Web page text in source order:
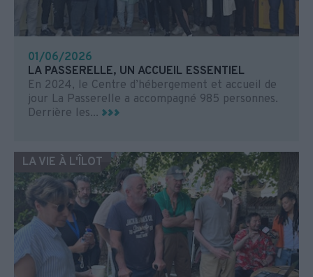
01/06/2026
LA PASSERELLE, UN ACCUEIL ESSENTIEL
En 2024, le Centre d’hébergement et accueil de
jour La Passerelle a accompagné 985 personnes.
Derrière les...
LA VIE À L'ÎLOT